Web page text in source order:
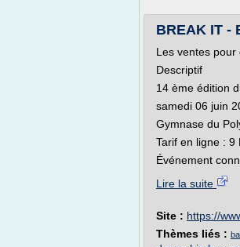
BREAK IT -
Les ventes
Descriptif
14 ème édition
samedi 06 juin
Gymnase du
Tarif en ligne : 9
Événement
Lire la suite
Site : https://
Thèmes liés :